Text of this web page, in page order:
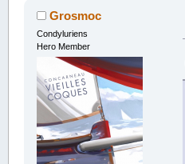
Grosmoc
Condyluriens
Hero Member